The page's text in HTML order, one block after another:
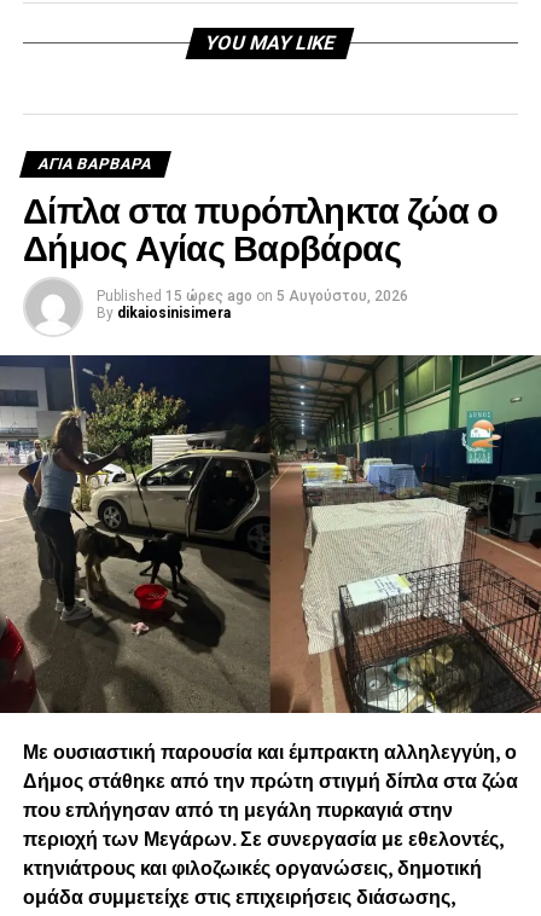
YOU MAY LIKE
ΑΓΙΑ ΒΑΡΒΑΡΑ
Δίπλα στα πυρόπληκτα ζώα ο
Δήμος Αγίας Βαρβάρας
Published 15 ώρες ago on 5 Αυγούστου, 2026
By dikaiosinisimera
Με ουσιαστική παρουσία και έμπρακτη αλληλεγγύη, ο
Δήμος στάθηκε από την πρώτη στιγμή δίπλα στα ζώα
που επλήγησαν από τη μεγάλη πυρκαγιά στην
περιοχή των Μεγάρων. Σε συνεργασία με εθελοντές,
κτηνιάτρους και φιλοζωικές οργανώσεις, δημοτική
ομάδα συμμετείχε στις επιχειρήσεις διάσωσης,